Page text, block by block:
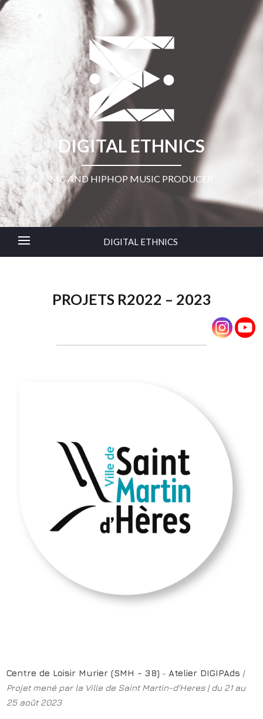
DIGITAL ETHNICS
MC AND HIPHOP MUSIC PRODUCER
DIGITAL ETHNICS
PROJETS R2022 – 2023
Centre de Loisir Murier (SMH - 38) - Atelier DIGIPAds |
Projet mené par la Ville de Saint Martin-d'Heres | du 21 au
25 août 2023